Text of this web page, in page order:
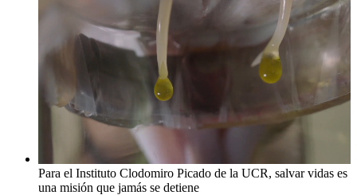
Para el Instituto Clodomiro Picado de la UCR, salvar vidas es
una misión que jamás se detiene